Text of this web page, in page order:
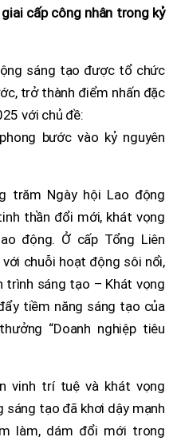
cấp công nhân trong kỷ
sáng tạo được tổ chức
trở thành điểm nhấn đặc
với chủ đề:
bước vào kỷ nguyên
trăm Ngày hội Lao động
thần đổi mới, khát vọng
động. Ở cấp Tổng Liên
chuỗi hoạt động sôi nổi,
trình sáng tạo – Khát vọng
tiềm năng sáng tạo của
“Doanh nghiệp tiêu
vinh trí tuệ và khát vọng
sáng tạo đã khơi dậy mạnh
làm, dám đổi mới trong